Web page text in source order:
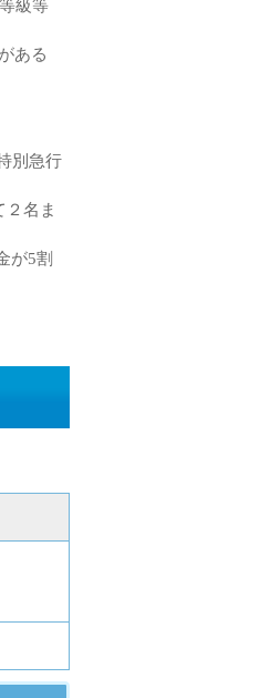
級等
ある
別急行
名ま
が5割